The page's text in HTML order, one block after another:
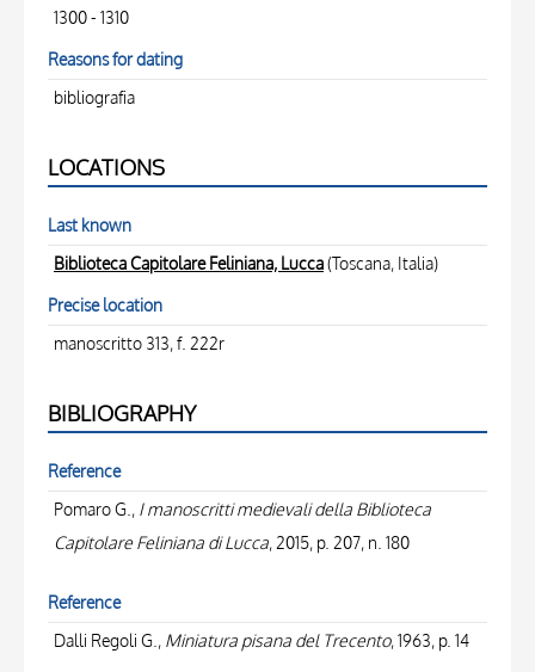
1300 - 1310
Reasons for dating
bibliografia
LOCATIONS
Last known
Biblioteca Capitolare Feliniana, Lucca(Toscana, Italia)
Precise location
manoscritto 313, f. 222r
BIBLIOGRAPHY
Reference
Pomaro G., I manoscritti medievali della Biblioteca
Capitolare Feliniana di Lucca, 2015, p. 207, n. 180
Reference
Dalli Regoli G., Miniatura pisana del Trecento, 1963, p. 14